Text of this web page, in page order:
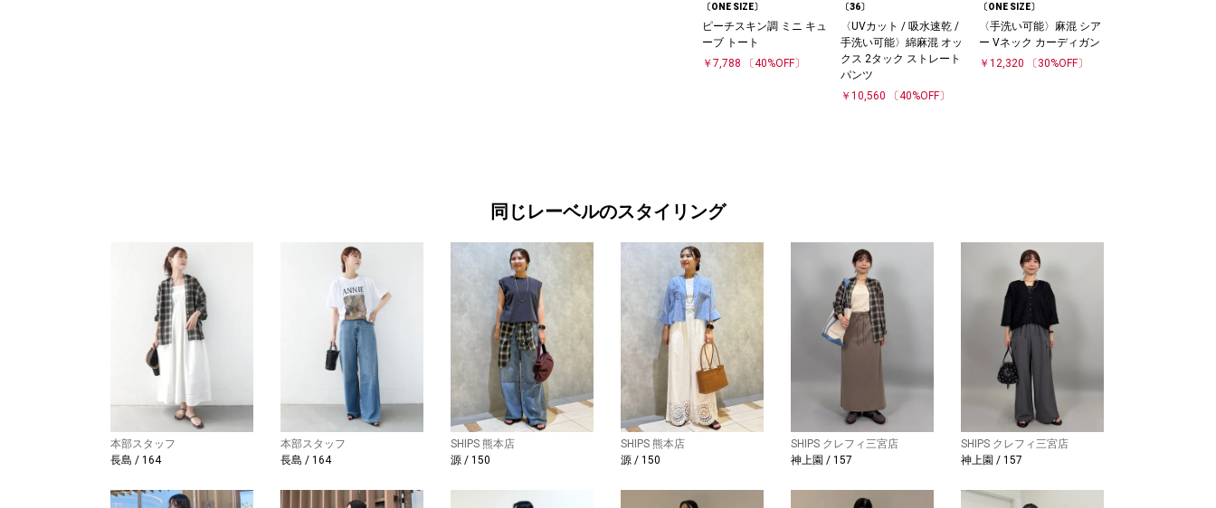
〔ONE SIZE〕
ピーチスキン調 ミニ キュ
ーブ トート
￥7,788
〔40%OFF〕
〔36〕
〈UVカット / 吸水速乾 /
手洗い可能〉綿麻混 オッ
クス 2タック ストレート
パンツ
￥10,560
〔40%OFF〕
〔ONE SIZE〕
〈手洗い可能〉麻混 シア
ー Vネック カーディガン
￥12,320
〔30%OFF〕
同じレーベルのスタイリング
本部スタッフ
長島 / 164
本部スタッフ
長島 / 164
SHIPS 熊本店
源 / 150
SHIPS 熊本店
源 / 150
SHIPS クレフィ三宮店
神上園 / 157
SHIPS クレフィ三宮店
神上園 / 157